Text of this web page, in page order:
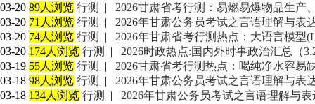
03-20 89人浏览 行测 |
2026甘肃省考行测：易燃易爆物品生产
03-20 71人浏览 行测 |
2026年甘肃公务员考试之言语理解与表
03-20 74人浏览 行测 |
2026年甘肃省考行测热点：大语言模型
03-20 174人浏览 行测 |
2026时政热点:国内外时事政治汇总（
03-19 55人浏览 行测 |
2026甘肃省考行测热点：喝纯净水容易
03-18 98人浏览 行测 |
2026年甘肃公务员考试之言语理解与表
03-18 134人浏览 行测 | 2026年甘肃公务员考试之言语理解与表